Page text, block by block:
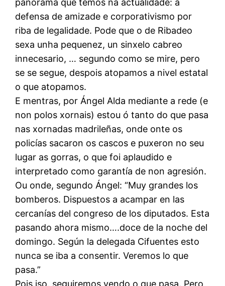
panorama que temos na actualidade: a
defensa de amizade e corporativismo por
riba de legalidade. Pode que o de Ribadeo
sexa unha pequenez, un sinxelo cabreo
innecesario, … segundo como se mire, pero
se se segue, despois atopamos a nivel estatal
o que atopamos.
E mentras, por Ángel Alda mediante a rede (e
non polos xornais) estou ó tanto do que pasa
nas xornadas madrileñas, onde onte os
policías sacaron os cascos e puxeron no seu
lugar as gorras, o que foi aplaudido e
interpretado como garantía de non agresión.
Ou onde, segundo Ángel: “Muy grandes los
bomberos. Dispuestos a acampar en las
cercanías del congreso de los diputados. Esta
pasando ahora mismo….doce de la noche del
domingo. Según la delegada Cifuentes esto
nunca se iba a consentir. Veremos lo que
pasa.”
Pois iso, seguiremos vendo o que pasa. Pero